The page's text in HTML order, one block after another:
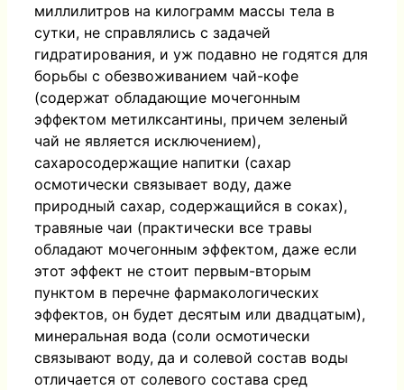
миллилитров на килограмм массы тела в
сутки, не справлялись с задачей
гидратирования, и уж подавно не годятся для
борьбы с обезвоживанием чай-кофе
(содержат обладающие мочегонным
эффектом метилксантины, причем зеленый
чай не является исключением),
сахаросодержащие напитки (сахар
осмотически связывает воду, даже
природный сахар, содержащийся в соках),
травяные чаи (практически все травы
обладают мочегонным эффектом, даже если
этот эффект не стоит первым-вторым
пунктом в перечне фармакологических
эффектов, он будет десятым или двадцатым),
минеральная вода (соли осмотически
связывают воду, да и солевой состав воды
отличается от солевого состава сред